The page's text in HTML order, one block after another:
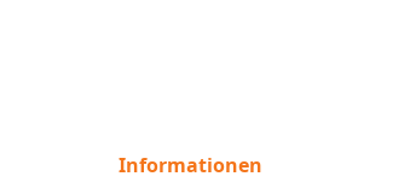
Informationen